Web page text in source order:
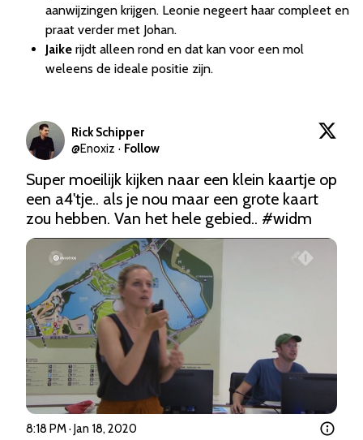
aanwijzingen krijgen. Leonie negeert haar compleet en
praat verder met Johan.
Jaike rijdt alleen rond en dat kan voor een mol
weleens de ideale positie zijn.
Rick Schipper
@Enoxiz · Follow
Super moeilijk kijken naar een klein kaartje op
een a4'tje.. als je nou maar een grote kaart
zou hebben. Van het hele gebied.. #widm
8:18 PM · Jan 18, 2020